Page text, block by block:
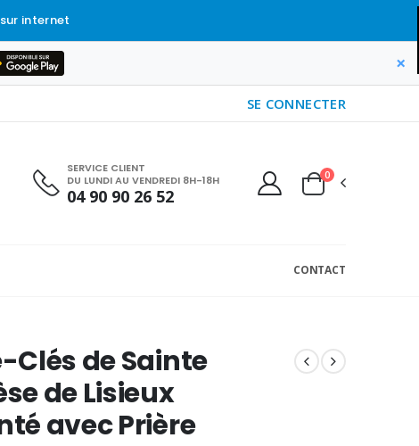
internet
×
SE CONNECTER
SERVICE CLIENT
DU LUNDI AU VENDREDI 8H-18H
04 90 90 26 52
0
CONTACT
Clés de Sainte
de Lisieux
avec Prière